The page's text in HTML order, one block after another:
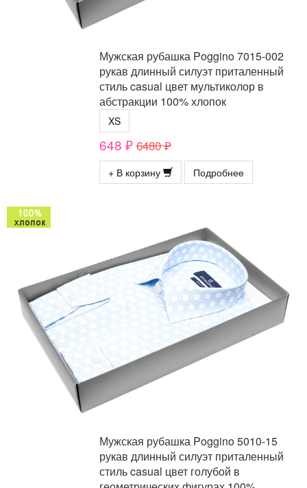
Мужская рубашка Poggino 7015-002
рукав длинный силуэт приталенный
стиль casual цвет мультиколор в
абстракции 100% хлопок
XS
648 ₽ 6480 ₽
+ В корзину Подробнее
Мужская рубашка Poggino 5010-15
рукав длинный силуэт приталенный
стиль casual цвет голубой в